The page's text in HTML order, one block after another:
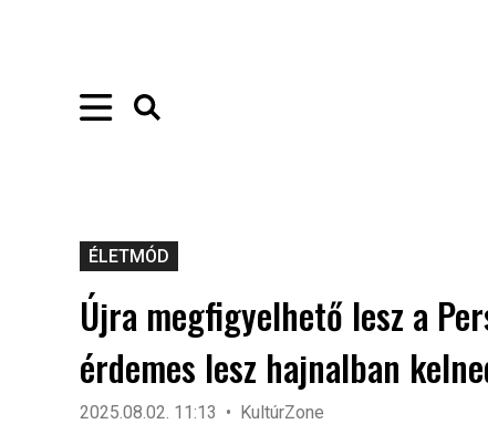
ÉLETMÓD
Újra megfigyelhető lesz a
érdemes lesz hajnalban
2025.08.02. 11:13 KultúrZone